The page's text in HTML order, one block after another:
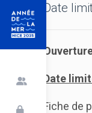
Date
Date
Fiche de